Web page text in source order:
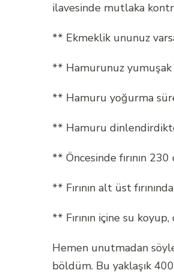
ilavesinde mutlaka
** Ekmeklik ununuz
** Hamurunuz yumuşak
** Hamuru yoğurma
** Hamuru
** Öncesinde fırının 230
** Fırının alt üst
** Fırının içine su
Hemen unutmadan
böldüm. Bu yaklaşık